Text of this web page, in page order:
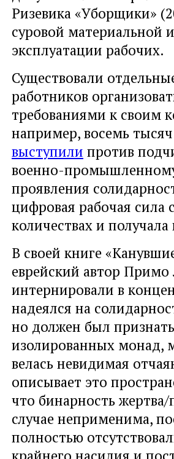
Ризевика «Уборщики»
суровой материальной
эксплуатации рабочих.
Существовали
работников
требованиями к своим
например, восемь
выступили против
военно-
проявления
цифровая рабочая сила
количествах и
В своей книге
еврейский автор Примо
интернировали в
надеялся на
но должен был
изолированных монад,
велась невидимая
описывает это
что бинарность
случае неприменима,
полностью
крайнего насилия и